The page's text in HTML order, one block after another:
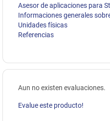
Asesor de aplicaciones para
Informaciones generales
Unidades físicas
Referencias
Aun no existen evaluaciones.
Evalue este producto!